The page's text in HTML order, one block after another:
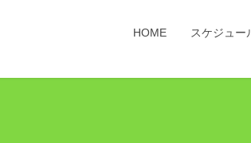
HOME スケジュー